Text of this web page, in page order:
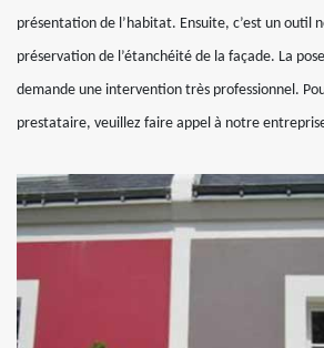
présentation de l’habitat. Ensuite, c’est un outil
préservation de l’étanchéité de la façade. La
demande une intervention très professionnel.
prestataire, veuillez faire appel à notre